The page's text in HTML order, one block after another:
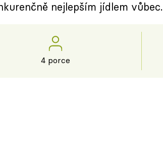
nejlepším jídlem vůbec.
4 porce